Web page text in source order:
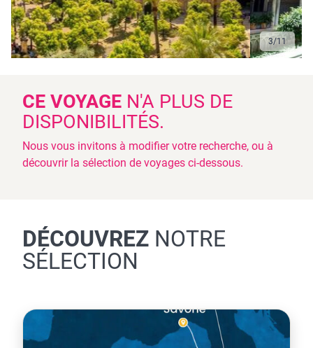
3/11
CE VOYAGE N'A PLUS DE
DISPONIBILITÉS.
Nous vous invitons à modifier votre recherche, ou à
découvrir la sélection de voyages ci-dessous.
DÉCOUVREZ NOTRE
SÉLECTION